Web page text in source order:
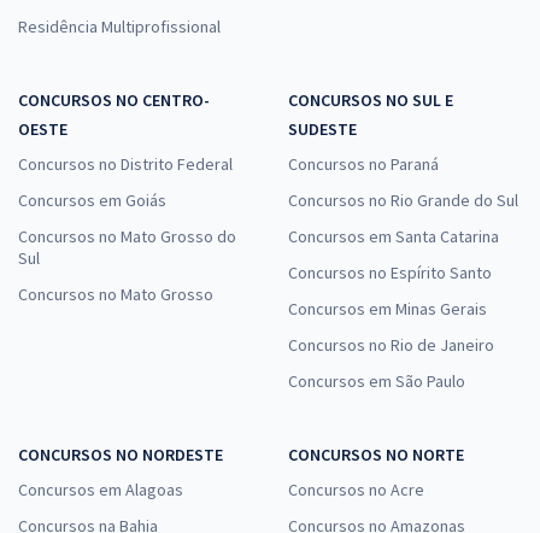
Residência Multiprofissional
CONCURSOS NO CENTRO-
OESTE
Concursos no Distrito Federal
Concursos em Goiás
Concursos no Mato Grosso do
Sul
Concursos no Mato Grosso
CONCURSOS NO SUL E
SUDESTE
Concursos no Paraná
Concursos no Rio Grande do Sul
Concursos em Santa Catarina
Concursos no Espírito Santo
Concursos em Minas Gerais
Concursos no Rio de Janeiro
Concursos em São Paulo
CONCURSOS NO NORDESTE
Concursos em Alagoas
Concursos na Bahia
CONCURSOS NO NORTE
Concursos no Acre
Concursos no Amazonas